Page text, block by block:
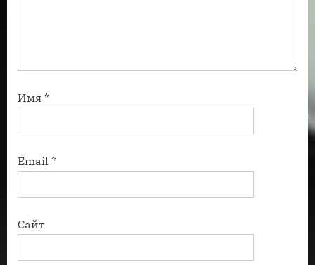
Имя *
Email *
Сайт